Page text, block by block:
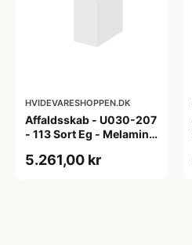
HVIDEVARESHOPPEN.DK
Affaldsskab - U030-207
- 113 Sort Eg - Melamin,
5.261,00 kr